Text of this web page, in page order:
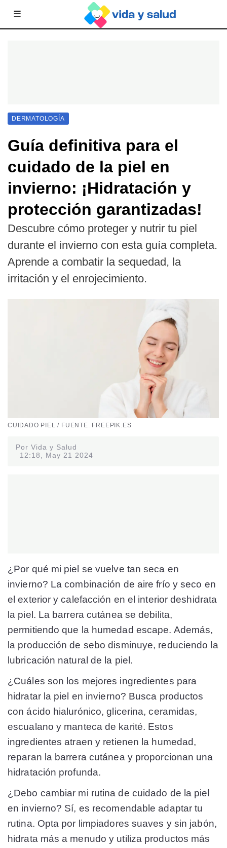
☰
DERMATOLOGÍA
Guía definitiva para el
cuidado de la piel en
invierno: ¡Hidratación y
protección garantizadas!
Descubre cómo proteger y nutrir tu piel
durante el invierno con esta guía completa.
Aprende a combatir la sequedad, la
irritación y el enrojecimiento.
CUIDADO PIEL / FUENTE: FREEPIK.ES
Por Vida y Salud
12:18, May 21 2024
¿Por qué mi piel se vuelve tan seca en
invierno? La combinación de aire frío y seco en
el exterior y calefacción en el interior deshidrata
la piel. La barrera cutánea se debilita,
permitiendo que la humedad escape. Además,
la producción de sebo disminuye, reduciendo la
lubricación natural de la piel.
¿Cuáles son los mejores ingredientes para
hidratar la piel en invierno? Busca productos
con ácido hialurónico, glicerina, ceramidas,
escualano y manteca de karité. Estos
ingredientes atraen y retienen la humedad,
reparan la barrera cutánea y proporcionan una
hidratación profunda.
¿Debo cambiar mi rutina de cuidado de la piel
en invierno? Sí, es recomendable adaptar tu
rutina. Opta por limpiadores suaves y sin jabón,
hidrata más a menudo y utiliza productos más